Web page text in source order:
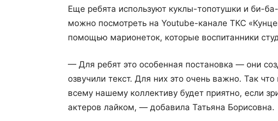
Еще ребята используют куклы-топотушки и би-
можно посмотреть на Youtube-канале ТКС
помощью марионеток, которые воспитанники
— Для ребят это особенная постановка — они
озвучили текст. Для них это очень важно. Так
всему нашему коллективу будет приятно, если
актеров лайком, — добавила Татьяна Борисовна.